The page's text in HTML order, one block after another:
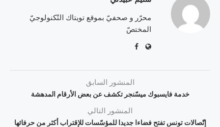
محرّر و صحفيّ بموقع تويتاك التّكنولوجيّ
المختصّ
المنشور السابق
خدمة فايسبوك ميسّنجر تكشف عن بعض الأرقام المدهشة
المنشور التالي
إتّصالات تونس تفتح فضاءا جديدا للمؤسّسات للإقتراب أكثر من حرفائها